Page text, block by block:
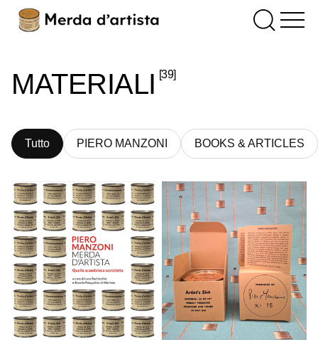
MATERIALI [39]
Tutto PIERO MANZONI BOOKS & ARTICLES